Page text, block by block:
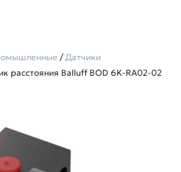
/Датчики
расстояния Balluff BOD 6K-RA02-02